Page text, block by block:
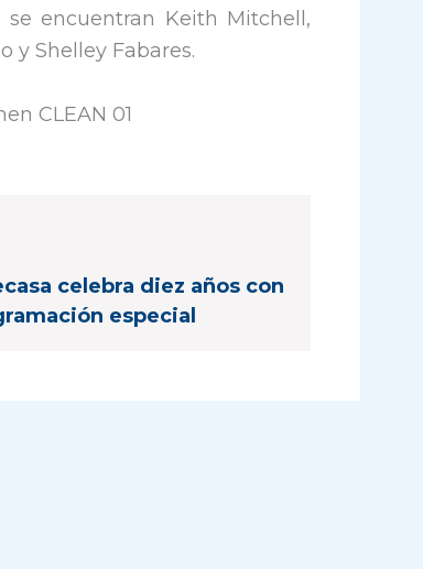
encuentran Keith Mitchell,
y Shelley Fabares.
celebra diez años con
especial